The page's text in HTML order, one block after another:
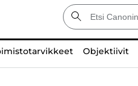
Objektiivit